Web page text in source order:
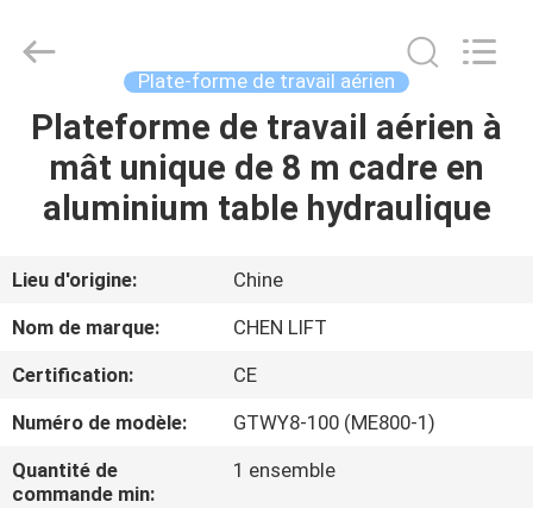
MAISON
PRODUITS
À
DE
NOUS
MACHINERY
Rights
Reserved.
Plate-forme de travail aérien
Plateforme de travail aérien à
mât unique de 8 m cadre en
aluminium table hydraulique
Lieu d'origine:
Chine
Nom de marque:
CHEN LIFT
Certification:
CE
Numéro de modèle:
GTWY8-100 (ME800-1)
Quantité de
commande min:
1 ensemble